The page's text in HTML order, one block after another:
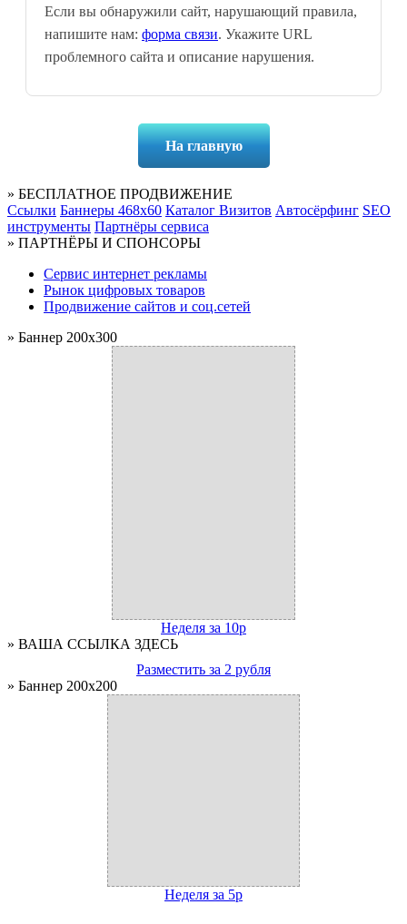
Если вы обнаружили сайт, нарушающий правила,
напишите нам: форма связи. Укажите URL
проблемного сайта и описание нарушения.
На главную
» БЕСПЛАТНОЕ ПРОДВИЖЕНИЕ
Ссылки Баннеры 468x60 Каталог Визитов Автосёрфинг SEO
инструменты Партнёры сервиса
» ПАРТНЁРЫ И СПОНСОРЫ
Cервис интернет рекламы
Рынок цифровых товаров
Продвижение сайтов и соц.сетей
» Баннер 200x300
Неделя за 10р
» ВАША ССЫЛКА ЗДЕСЬ
Разместить за 2 рубля
» Баннер 200x200
Неделя за 5р